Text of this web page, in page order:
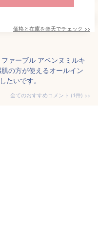
価格と在庫を楽天でチェック >>
ァーブル アベンヌミルキ
の方が使えるオールイン
たいです。
全てのおすすめコメント (1件) >